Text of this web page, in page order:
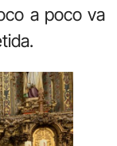
a poco va